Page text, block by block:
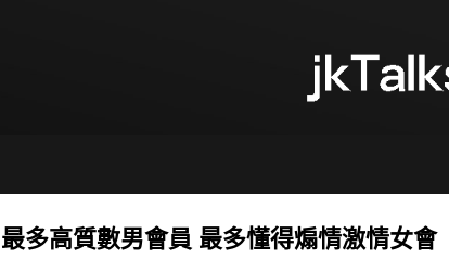
最多高質數男會員 最多懂得煽情激情女會